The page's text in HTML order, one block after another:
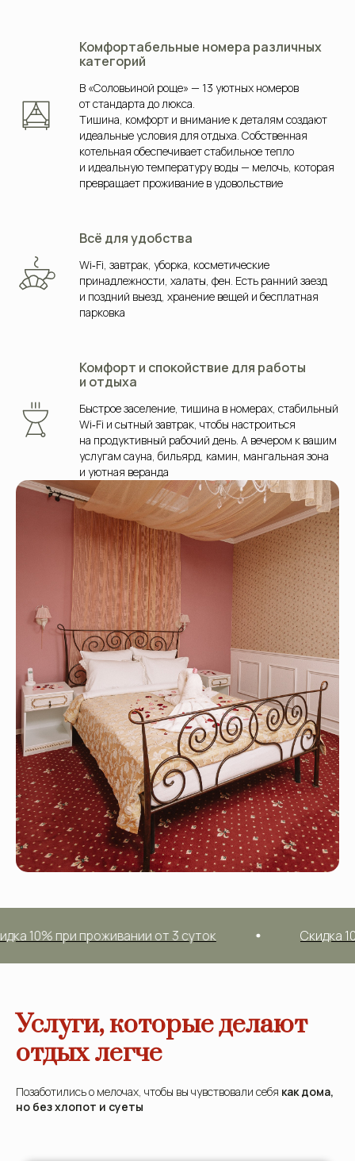
Комфортабельные номера различных
категорий
В «Соловьиной роще» — 13 уютных номеров
от стандарта до люкса.
Тишина, комфорт и внимание к деталям создают
идеальные условия для отдыха. Собственная
котельная обеспечивает стабильное тепло
и идеальную температуру воды — мелочь, которая
превращает проживание в удовольствие
Всё для удобства
Wi‑Fi, завтрак, уборка, косметические
принадлежности, халаты, фен. Есть ранний заезд
и поздний выезд, хранение вещей и бесплатная
парковка
Комфорт и спокойствие для работы
и отдыха
Быстрое заселение, тишина в номерах, стабильный
Wi‑Fi и сытный завтрак, чтобы настроиться
на продуктивный рабочий день. А вечером к вашим
услугам сауна, бильярд, камин, мангальная зона
и уютная веранда
при проживании от 3 суток Скидка 10% при
Услуги, которые делают
отдых легче
Позаботились о мелочах, чтобы вы чувствовали себя как дома,
но без хлопот и суеты